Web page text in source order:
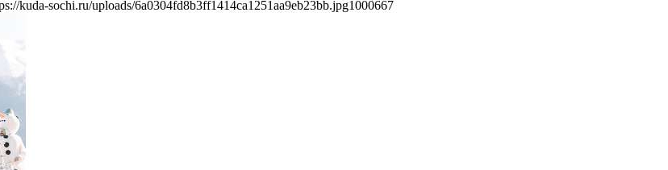
kuda-sochi.ru/uploads/6a0304fd8b3ff1414ca1251aa9eb23bb.jpg1000667